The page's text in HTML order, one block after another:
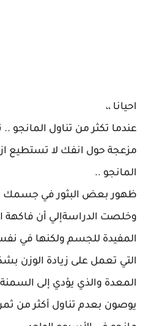
احيانا ،،
عندما تكثر من تناول المانجو
مزعجة حول انفك لا تستطيع
المانجو ..
ظهور بعض البثور في جسمك
وخلصت الدراسةإلي أن فاكهة
المفيدة للجسم ولكنها في
التي تعمل على زيادة الوزن
المعدة والذي يؤدي إلى
يوصون بعدم تناول أكثر من